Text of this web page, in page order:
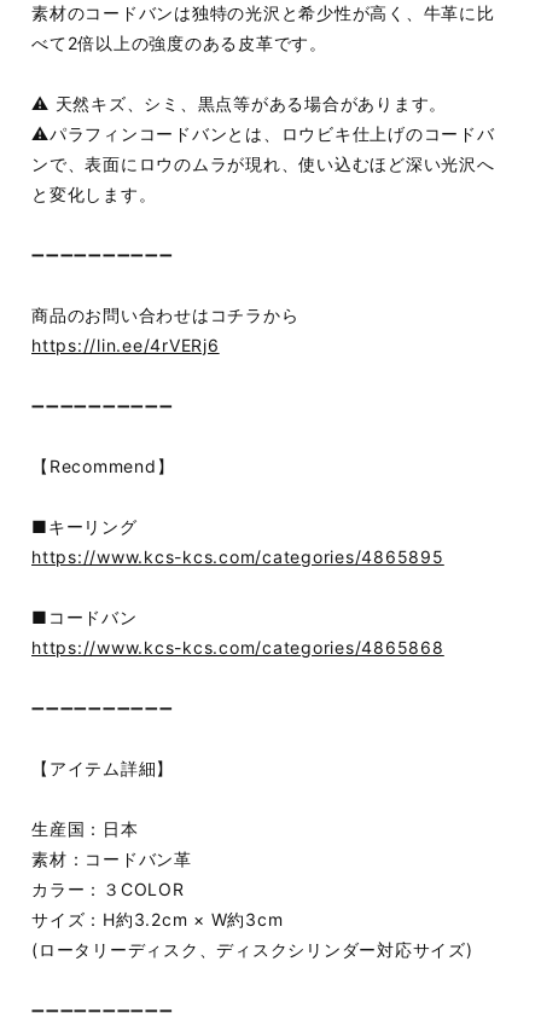
素材のコードバンは独特の光沢と希少性が高く、牛革に比
べて2倍以上の強度のある皮革です。
⚠️ 天然キズ、シミ、黒点等がある場合があります。
⚠️パラフィンコードバンとは、ロウビキ仕上げのコードバ
ンで、表面にロウのムラが現れ、使い込むほど深い光沢へ
と変化します。
➖➖➖➖➖➖➖➖➖➖
商品のお問い合わせはコチラから
https://lin.ee/4rVERj6
➖➖➖➖➖➖➖➖➖➖
【Recommend】
■キーリング
https://www.kcs-kcs.com/categories/4865895
■コードバン
https://www.kcs-kcs.com/categories/4865868
➖➖➖➖➖➖➖➖➖➖
【アイテム詳細】
生産国：日本
素材：コードバン革
カラー：３COLOR
サイズ：H約3.2cm × W約3cm
(ロータリーディスク、ディスクシリンダー対応サイズ)
➖➖➖➖➖➖➖➖➖➖